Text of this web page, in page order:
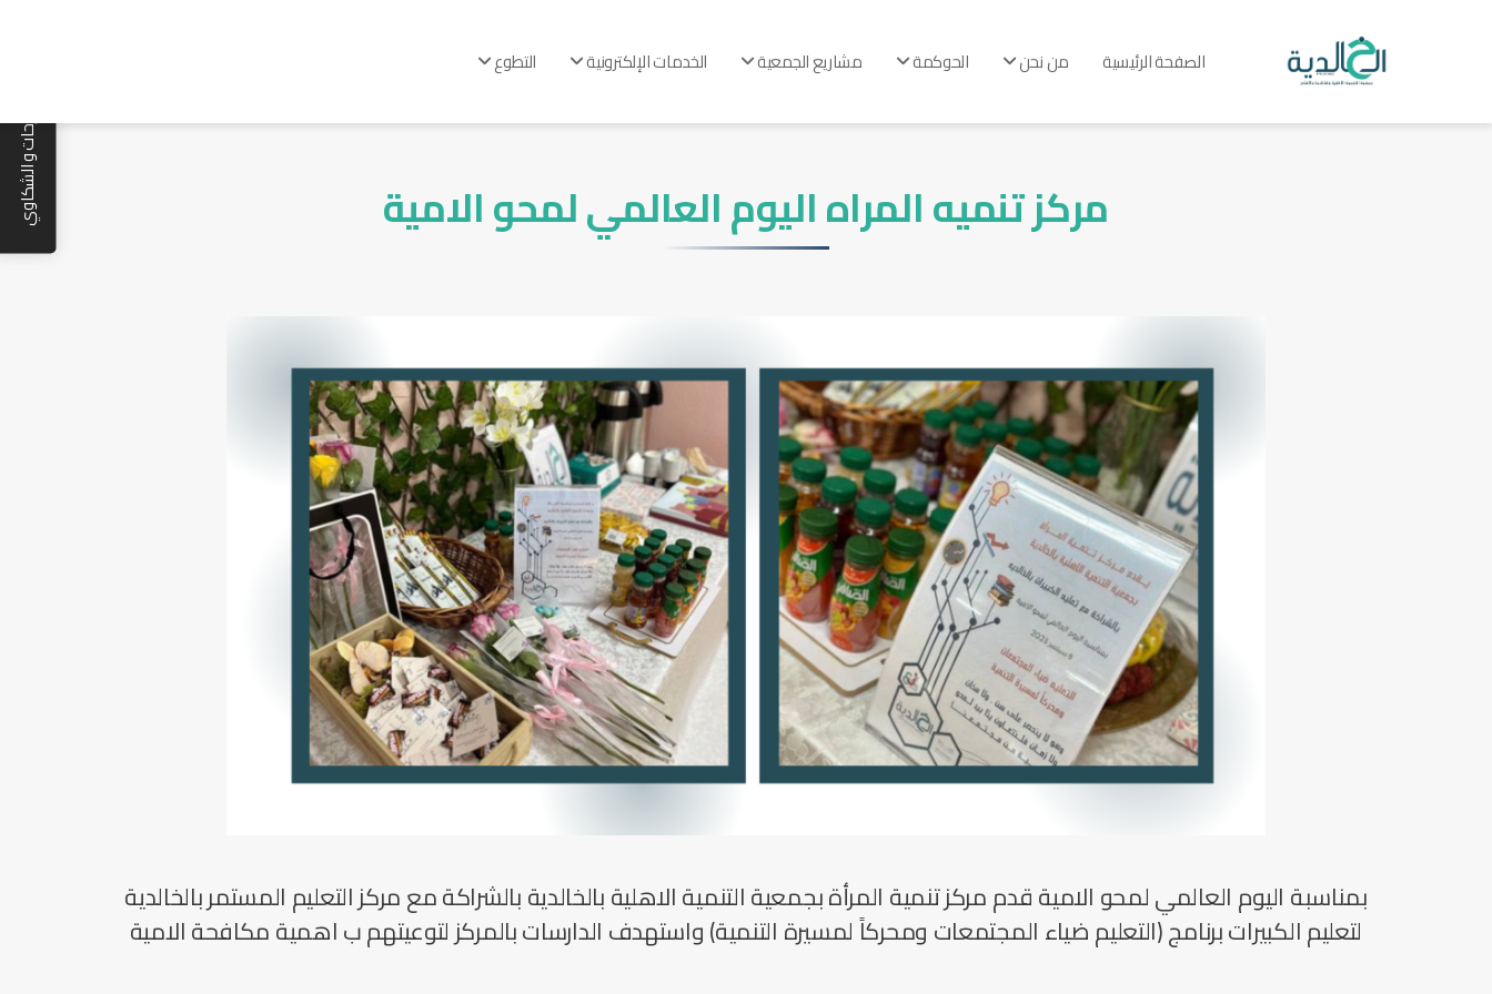
الصفحة الرئيسية من نحن الحوكمة مشاريع الجمعية الخدمات الإلكترونية التطوع
مركز تنميه المراه اليوم العالمي لمحو الامية
بمناسبة اليوم العالمي لمحو الامية قدم مركز تنمية المرأة ‏بجمعية التنمية الاهلية بالخالدية‏بالشراكة مع مركز التعليم المستمر بالخالدية
لتعليم الكبيرات برنامج ‏(التعليم ضياء المجتمعات ومحركاً لمسيرة التنمية) واستهدف الدارسات بالمركز لتوعيتهم ب اهمية مكافحة الامية
المقترحات و الشكاوي